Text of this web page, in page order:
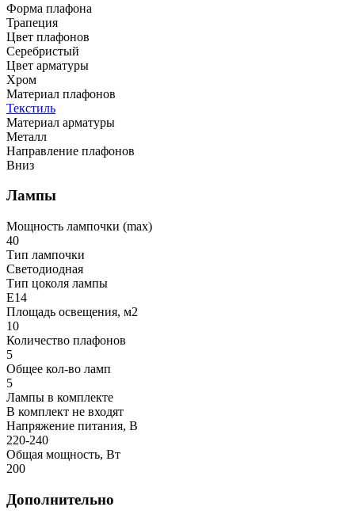
Форма плафона
Трапеция
Цвет плафонов
Серебристый
Цвет арматуры
Хром
Материал плафонов
Текстиль
Материал арматуры
Металл
Направление плафонов
Вниз
Лампы
Мощность лампочки (max)
40
Тип лампочки
Светодиодная
Тип цоколя лампы
E14
Площадь освещения, м2
10
Количество плафонов
5
Общее кол-во ламп
5
Лампы в комплекте
В комплект не входят
Напряжение питания, В
220-240
Общая мощность, Вт
200
Дополнительно